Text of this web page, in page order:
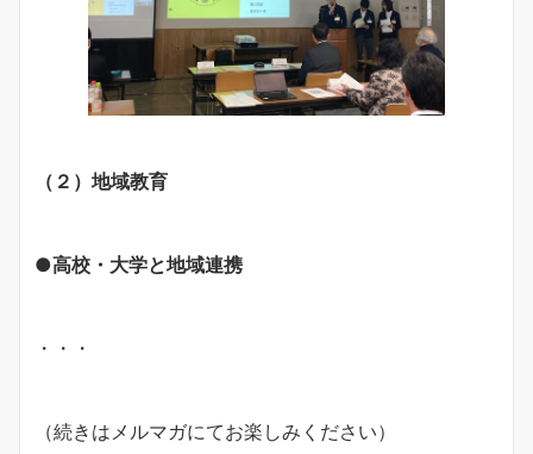
（２）地域教育
●高校・大学と地域連携
・・・
（続きはメルマガにてお楽しみください）